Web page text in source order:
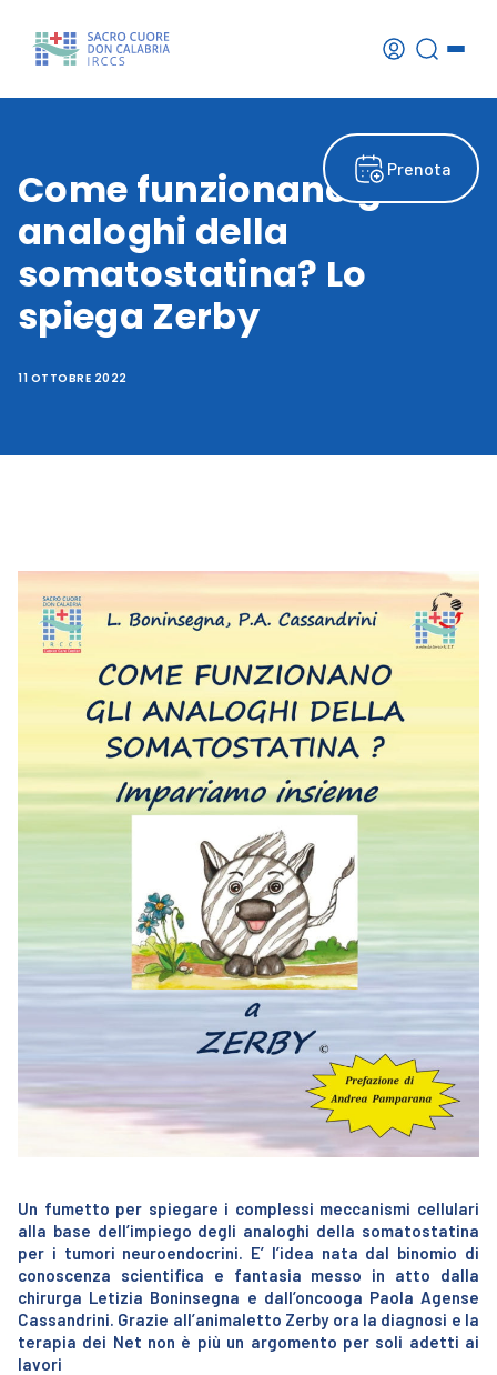
Prenota
Come funzionano gli
analoghi della
somatostatina? Lo
spiega Zerby
11 OTTOBRE 2022
Un fumetto per spiegare i complessi meccanismi cellulari
alla base dell’impiego degli analoghi della somatostatina
per i tumori neuroendocrini. E’ l’idea nata dal binomio di
conoscenza scientifica e fantasia messo in atto dalla
chirurga Letizia Boninsegna e dall’oncooga Paola Agense
Cassandrini. Grazie all’animaletto Zerby ora la diagnosi e la
terapia dei Net non è più un argomento per soli adetti ai
lavori